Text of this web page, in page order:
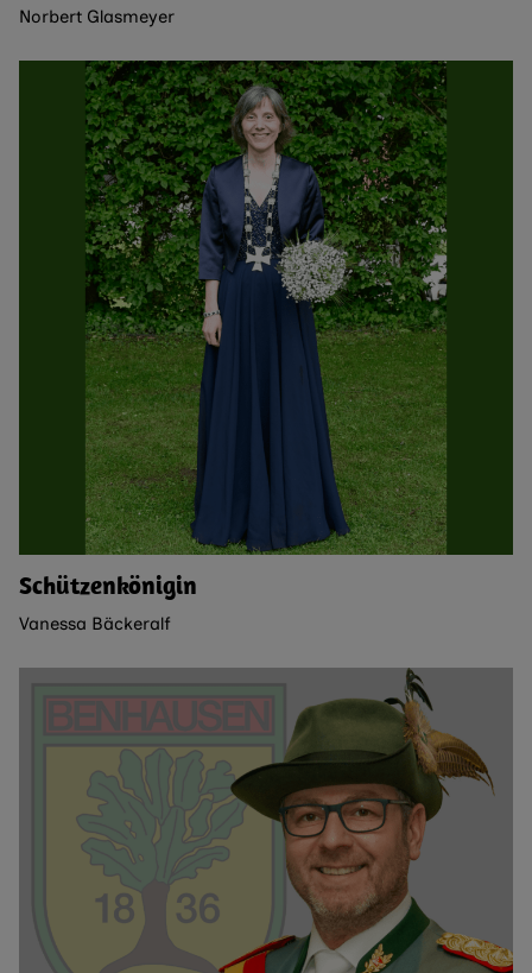
Norbert Glasmeyer
Schützenkönigin
Vanessa Bäckeralf